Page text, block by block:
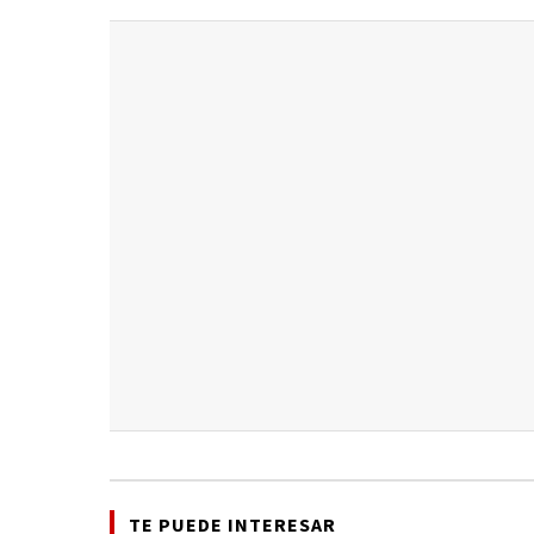
TE PUEDE INTERESAR